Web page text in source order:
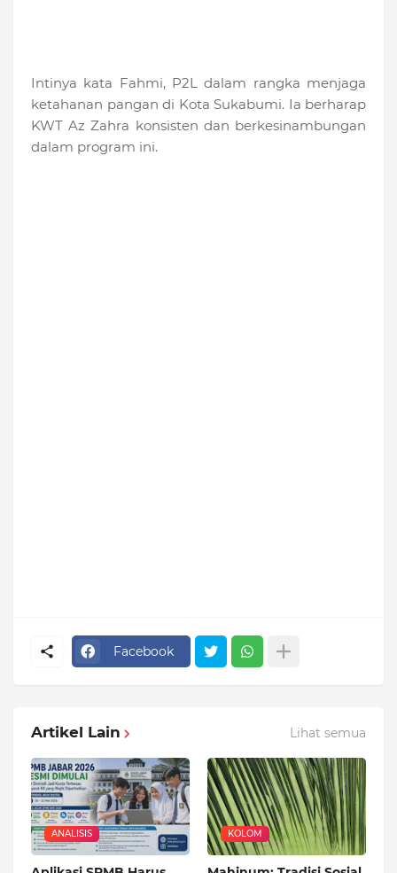
Intinya kata Fahmi, P2L dalam rangka menjaga
ketahanan pangan di Kota Sukabumi. Ia berharap
KWT Az Zahra konsisten dan berkesinambungan
dalam program ini.
Facebook
Artikel Lain Lihat semua
ANALISIS KOLOM